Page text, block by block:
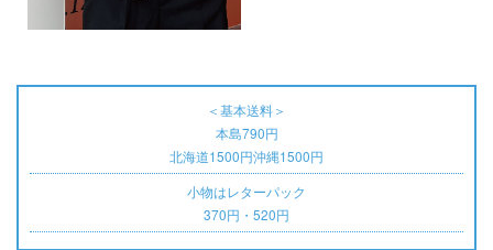
＜基本送料＞
本島790円
北海道1500円沖縄1500円
小物はレターパック
370円・520円